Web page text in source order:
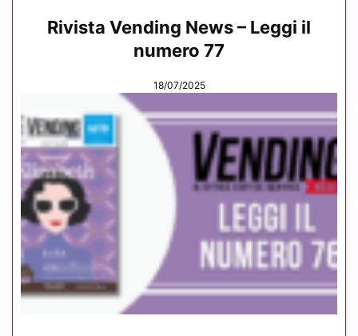
Rivista Vending News – Leggi il
numero 77
18/07/2025